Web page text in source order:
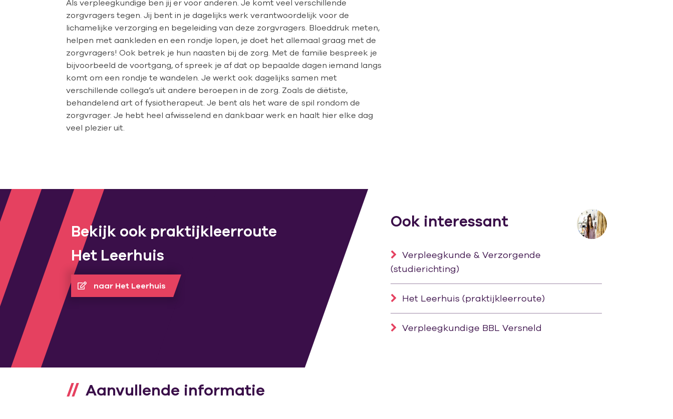
Als verpleegkundige ben jij er voor anderen. Je komt veel verschillende
zorgvragers tegen. Jij bent in je dagelijks werk verantwoordelijk voor de
lichamelijke verzorging en begeleiding van deze zorgvragers. Bloeddruk meten,
helpen met aankleden en een rondje lopen, je doet het allemaal graag met de
zorgvragers! Ook betrek je hun naasten bij de zorg. Met de familie bespreek je
bijvoorbeeld de voortgang, of spreek je af dat op bepaalde dagen iemand langs
komt om een rondje te wandelen. Je werkt ook dagelijks samen met
verschillende collega’s uit andere beroepen in de zorg. Zoals de diëtiste,
behandelend art of fysiotherapeut. Je bent als het ware de spil rondom de
zorgvrager. Je hebt heel afwisselend en dankbaar werk en haalt hier elke dag
veel plezier uit.
Bekijk ook praktijkleerroute
Het Leerhuis
naar Het Leerhuis
Ook interessant
Verpleegkunde & Verzorgende
(studierichting)
Het Leerhuis (praktijkleerroute)
Verpleegkundige BBL Versneld
Aanvullende informatie